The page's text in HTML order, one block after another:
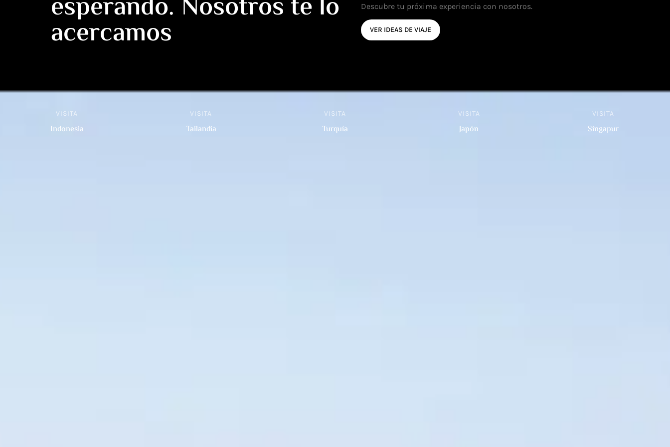
esperando. Nosotros te lo
acercamos
Descubre tu próxima experiencia con nosotros.
VER IDEAS DE VIAJE
VISITA
Indonesia
VISITA
Tailandia
VISITA
Turquía
VISITA
Japón
VISITA
Singapur